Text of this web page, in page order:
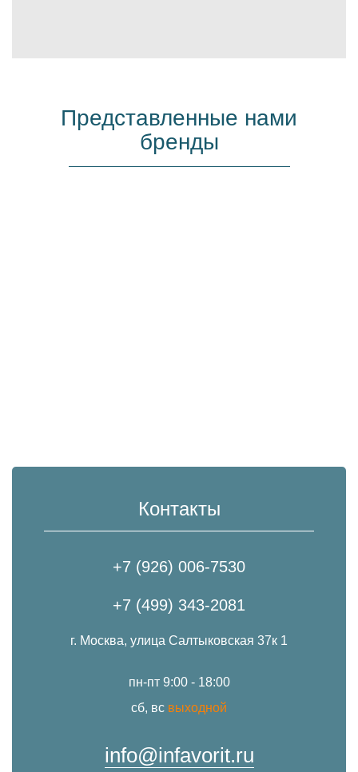
Представленные нами
бренды
Контакты
+7 (926) 006-7530
+7 (499) 343-2081
г. Москва, улица Салтыковская 37к 1
пн-пт 9:00 - 18:00
сб, вс выходной
info@infavorit.ru